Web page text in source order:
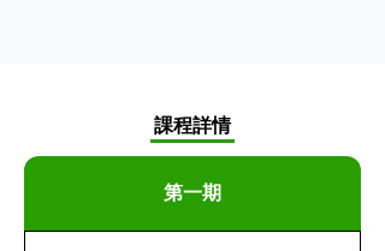
​課程詳情
第一期